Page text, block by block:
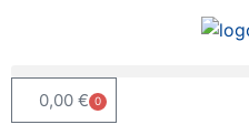
0,00 € 0